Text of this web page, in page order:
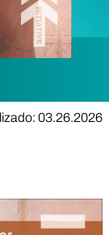
03.26.2026